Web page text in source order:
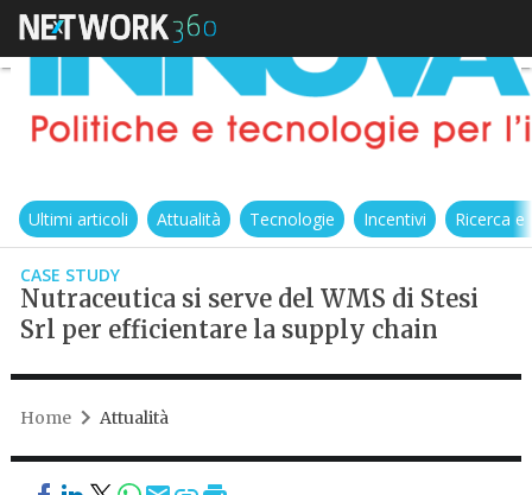
Ultimi articoli Attualità Tecnologie Incentivi Ricerca
CASE STUDY
Nutraceutica si serve del WMS di Stesi
Srl per efficientare la supply chain
Home Attualità